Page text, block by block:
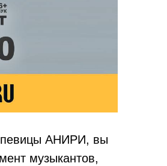
АНИРИ, вы
музыкантов,